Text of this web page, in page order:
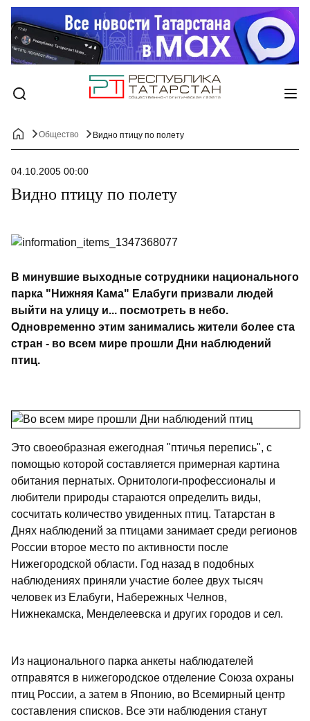
Общество Видно птицу по полету
04.10.2005 00:00
Видно птицу по полету
В минувшие выходные сотрудники национального
парка "Нижняя Кама" Елабуги призвали людей
выйти на улицу и... посмотреть в небо.
Одновременно этим занимались жители более ста
стран - во всем мире прошли Дни наблюдений
птиц.
Это своеобразная ежегодная "птичья перепись", с
помощью которой составляется примерная картина
обитания пернатых. Орнитологи-профессионалы и
любители природы стараются определить виды,
сосчитать количество увиденных птиц. Татарстан в
Днях наблюдений за птицами занимает среди регионов
России второе место по активности после
Нижегородской области. Год назад в подобных
наблюдениях приняли участие более двух тысяч
человек из Елабуги, Набережных Челнов,
Нижнекамска, Менделеевска и других городов и сел.
Из национального парка анкеты наблюдателей
отправятся в нижегородское отделение Союза охраны
птиц России, а затем в Японию, во Всемирный центр
составления списков. Все эти наблюдения станут